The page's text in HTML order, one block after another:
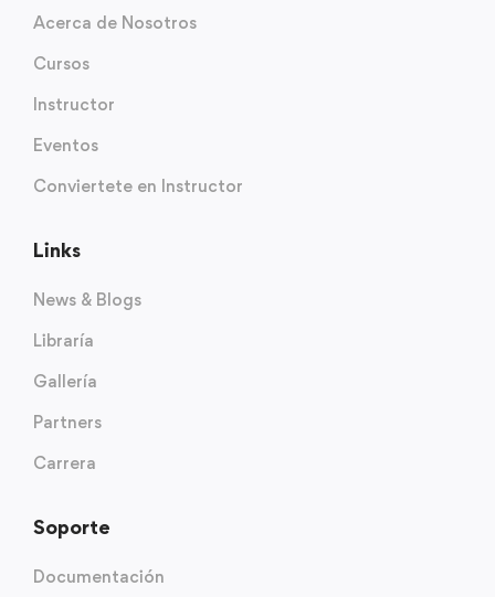
Acerca de Nosotros
Cursos
Instructor
Eventos
Conviertete en Instructor
Links
News & Blogs
Libraría
Gallería
Partners
Carrera
Soporte
Documentación